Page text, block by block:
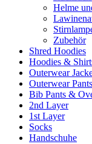
Helme
Zubehör
Shred Hoodies
Hoodies &
Outerwear
Outerwear Pants
Bib Pants &
2nd Layer
1st Layer
Socks
Handschuhe